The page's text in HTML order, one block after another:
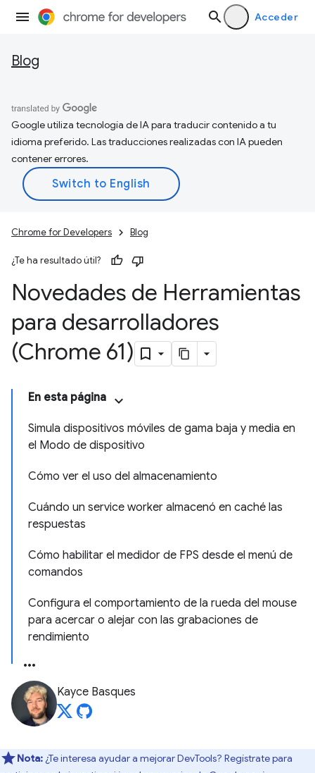
Acceder
Blog
Google utiliza tecnología de IA para traducir contenido a tu
idioma preferido. Las traducciones realizadas con IA pueden
contener errores.
Chrome for Developers Blog
¿Te ha resultado útil?
Novedades de Herramientas
para desarrolladores
(Chrome 61)
En esta página
Simula dispositivos móviles de gama baja y media en
el Modo de dispositivo
Cómo ver el uso del almacenamiento
Cuándo un service worker almacenó en caché las
respuestas
Cómo habilitar el medidor de FPS desde el menú de
comandos
Configura el comportamiento de la rueda del mouse
para acercar o alejar con las grabaciones de
rendimiento
Kayce Basques
Nota: ¿Te interesa ayudar a mejorar DevTools? Regístrate para